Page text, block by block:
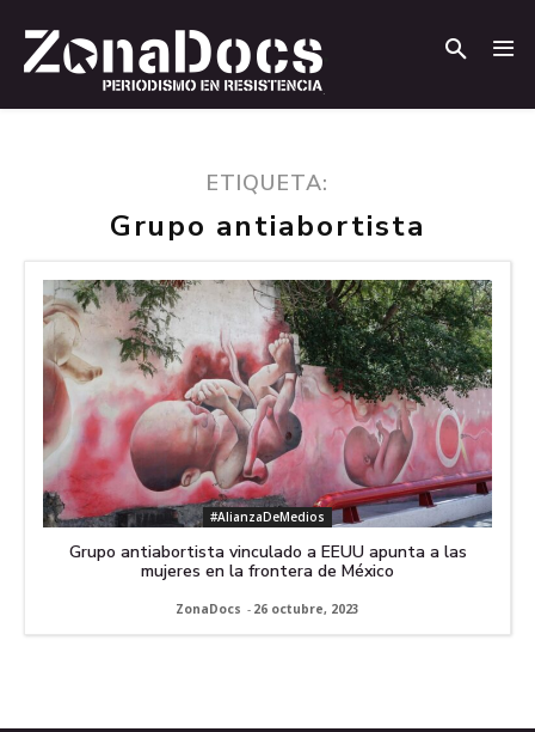
ETIQUETA:
Grupo antiabortista
#AlianzaDeMedios
Grupo antiabortista vinculado a EEUU apunta a las
mujeres en la frontera de México
ZonaDocs - 26 octubre, 2023